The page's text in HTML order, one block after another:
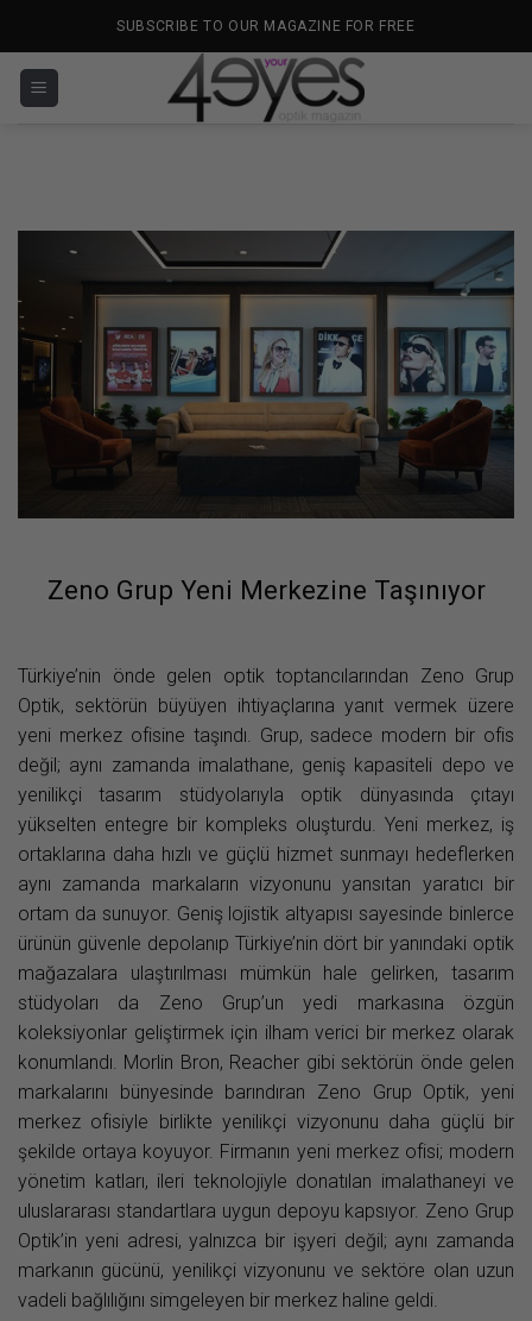
SUBSCRIBE TO OUR MAGAZINE FOR FREE
Zeno Grup Yeni Merkezine Taşınıyor
Türkiye’nin önde gelen optik toptancılarından Zeno Grup
Optik, sektörün büyüyen ihtiyaçlarına yanıt vermek üzere
yeni merkez ofisine taşındı. Grup, sadece modern bir ofis
değil; aynı zamanda imalathane, geniş kapasiteli depo ve
yenilikçi tasarım stüdyolarıyla optik dünyasında çıtayı
yükselten entegre bir kompleks oluşturdu. Yeni merkez, iş
ortaklarına daha hızlı ve güçlü hizmet sunmayı hedeflerken
aynı zamanda markaların vizyonunu yansıtan yaratıcı bir
ortam da sunuyor. Geniş lojistik altyapısı sayesinde binlerce
ürünün güvenle depolanıp Türkiye’nin dört bir yanındaki optik
mağazalara ulaştırılması mümkün hale gelirken, tasarım
stüdyoları da Zeno Grup’un yedi markasına özgün
koleksiyonlar geliştirmek için ilham verici bir merkez olarak
konumlandı. Morlin Bron, Reacher gibi sektörün önde gelen
markalarını bünyesinde barındıran Zeno Grup Optik, yeni
merkez ofisiyle birlikte yenilikçi vizyonunu daha güçlü bir
şekilde ortaya koyuyor. Firmanın yeni merkez ofisi; modern
yönetim katları, ileri teknolojiyle donatılan imalathaneyi ve
uluslararası standartlara uygun depoyu kapsıyor. Zeno Grup
Optik’in yeni adresi, yalnızca bir işyeri değil; aynı zamanda
markanın gücünü, yenilikçi vizyonunu ve sektöre olan uzun
vadeli bağlılığını simgeleyen bir merkez haline geldi.